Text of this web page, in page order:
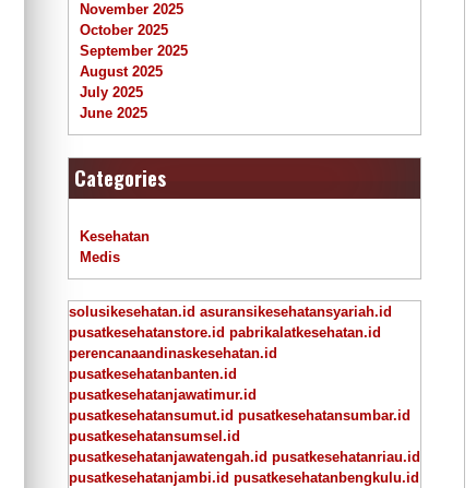
November 2025
October 2025
September 2025
August 2025
July 2025
June 2025
Categories
Kesehatan
Medis
solusikesehatan.id asuransikesehatansyariah.id
pusatkesehatanstore.id pabrikalatkesehatan.id
perencanaandinaskesehatan.id
pusatkesehatanbanten.id
pusatkesehatanjawatimur.id
pusatkesehatansumut.id pusatkesehatansumbar.id
pusatkesehatansumsel.id
pusatkesehatanjawatengah.id pusatkesehatanriau.id
pusatkesehatanjambi.id pusatkesehatanbengkulu.id